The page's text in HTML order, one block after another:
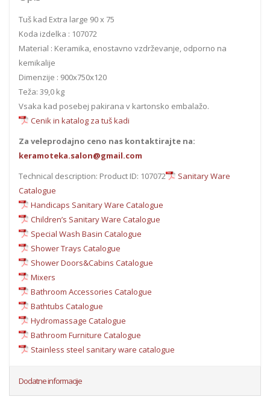
Tuš kad Extra large 90 x 75
Koda izdelka : 107072
Material : Keramika, enostavno vzdrževanje, odporno na
kemikalije
Dimenzije : 900x750x120
Teža: 39,0 kg
Vsaka kad posebej pakirana v kartonsko embalažo.
Cenik in katalog za tuš kadi
Za veleprodajno ceno nas kontaktirajte na:
keramoteka.salon@gmail.com
Technical description: Product ID: 107072
Sanitary Ware
Catalogue
Handicaps Sanitary Ware Catalogue
Children’s Sanitary Ware Catalogue
Special Wash Basin Catalogue
Shower Trays Catalogue
Shower Doors&Cabins Catalogue
Mixers
Bathroom Accessories Catalogue
Bathtubs Catalogue
Hydromassage Catalogue
Bathroom Furniture Catalogue
Stainless steel sanitary ware catalogue
Dodatne informacije